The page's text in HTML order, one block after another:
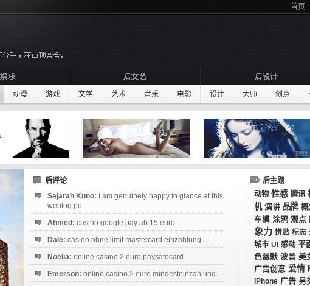
首页
动漫 游戏 文学 艺术 音乐 电影 设计 大师 创意
后评论
Sejarah Kuno:
I am genuinely happy to glance at this
weblog po...
Ahmed: casino google pay ab 15 euro...
Dale: casino ohne limit mastercard einzahlung...
Noelia: online casino 2 euro paysafecard...
Emerson: online casino 2 euro mindesteinzahlung...
后主题
动物 性感 腾讯
机 演讲 品牌
车模 涂鸦 观点
象力 拼贴 标志
城市 UI 感动 平
色幽默 波普 美
广告创意 爱情
iPhone 广告 另